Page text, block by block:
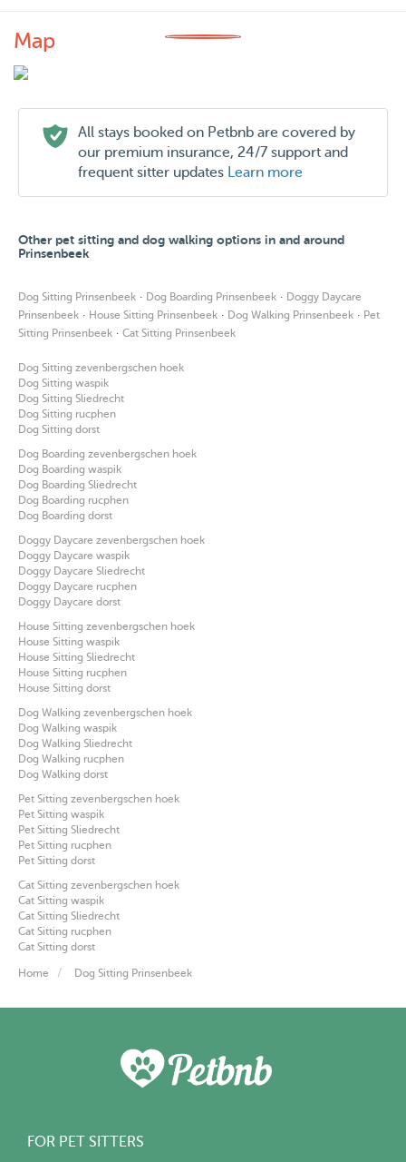
Map
All stays booked on Petbnb are covered by
our premium insurance, 24/7 support and
frequent sitter updates Learn more
Other pet sitting and dog walking options in and around
Prinsenbeek
Dog Sitting Prinsenbeek · Dog Boarding Prinsenbeek · Doggy Daycare
Prinsenbeek · House Sitting Prinsenbeek · Dog Walking Prinsenbeek · Pet
Sitting Prinsenbeek · Cat Sitting Prinsenbeek
Dog Sitting zevenbergschen hoek
Dog Sitting waspik
Dog Sitting Sliedrecht
Dog Sitting rucphen
Dog Sitting dorst
Dog Boarding zevenbergschen hoek
Dog Boarding waspik
Dog Boarding Sliedrecht
Dog Boarding rucphen
Dog Boarding dorst
Doggy Daycare zevenbergschen hoek
Doggy Daycare waspik
Doggy Daycare Sliedrecht
Doggy Daycare rucphen
Doggy Daycare dorst
House Sitting zevenbergschen hoek
House Sitting waspik
House Sitting Sliedrecht
House Sitting rucphen
House Sitting dorst
Dog Walking zevenbergschen hoek
Dog Walking waspik
Dog Walking Sliedrecht
Dog Walking rucphen
Dog Walking dorst
Pet Sitting zevenbergschen hoek
Pet Sitting waspik
Pet Sitting Sliedrecht
Pet Sitting rucphen
Pet Sitting dorst
Cat Sitting zevenbergschen hoek
Cat Sitting waspik
Cat Sitting Sliedrecht
Cat Sitting rucphen
Cat Sitting dorst
Home Dog Sitting Prinsenbeek
FOR PET SITTERS